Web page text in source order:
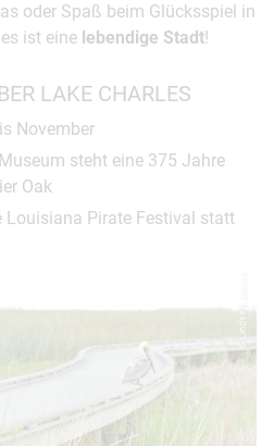
oder Spaß beim Glücksspiel in
ist eine lebendige Stadt!
LAKE CHARLES
November
steht eine 375 Jahre
Oak
Louisiana Pirate Festival statt
© Lindsey Janies